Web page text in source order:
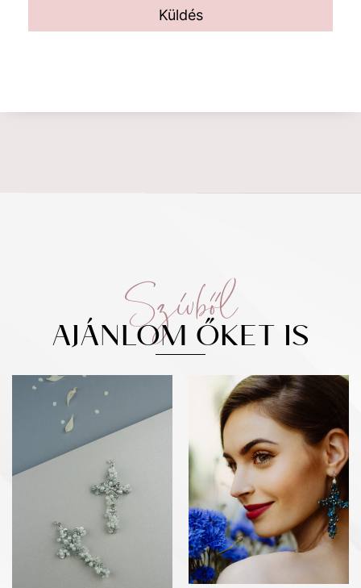
Küldés
Szívből
AJÁNLOM ŐKET IS